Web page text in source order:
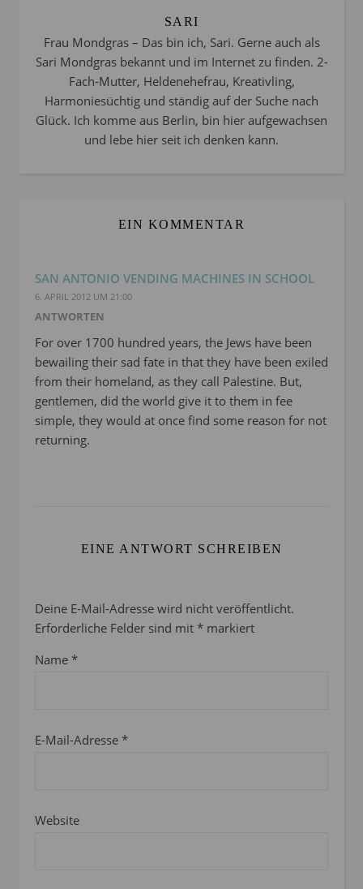
SARI
Frau Mondgras – Das bin ich, Sari. Gerne auch als
Sari Mondgras bekannt und im Internet zu finden. 2-
Fach-Mutter, Heldenehefrau, Kreativling,
Harmoniesüchtig und ständig auf der Suche nach
Glück. Ich komme aus Berlin, bin hier aufgewachsen
und lebe hier seit ich denken kann.
EIN KOMMENTAR
SAN ANTONIO VENDING MACHINES IN SCHOOL
6. APRIL 2012 UM 21:00
ANTWORTEN
For over 1700 hundred years, the Jews have been
bewailing their sad fate in that they have been exiled
from their homeland, as they call Palestine. But,
gentlemen, did the world give it to them in fee
simple, they would at once find some reason for not
returning.
EINE ANTWORT SCHREIBEN
Deine E-Mail-Adresse wird nicht veröffentlicht.
Erforderliche Felder sind mit * markiert
Name *
E-Mail-Adresse *
Website